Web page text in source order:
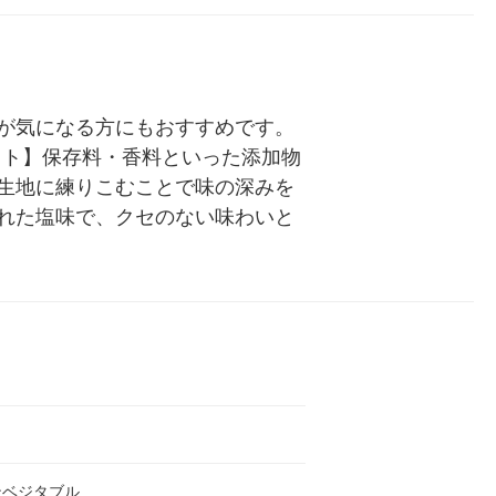
になる方にもおすすめです。
】保存料・香料といった添加物
地に練りこむことで味の深みを
た塩味で、クセのない味わいと
ジタブル